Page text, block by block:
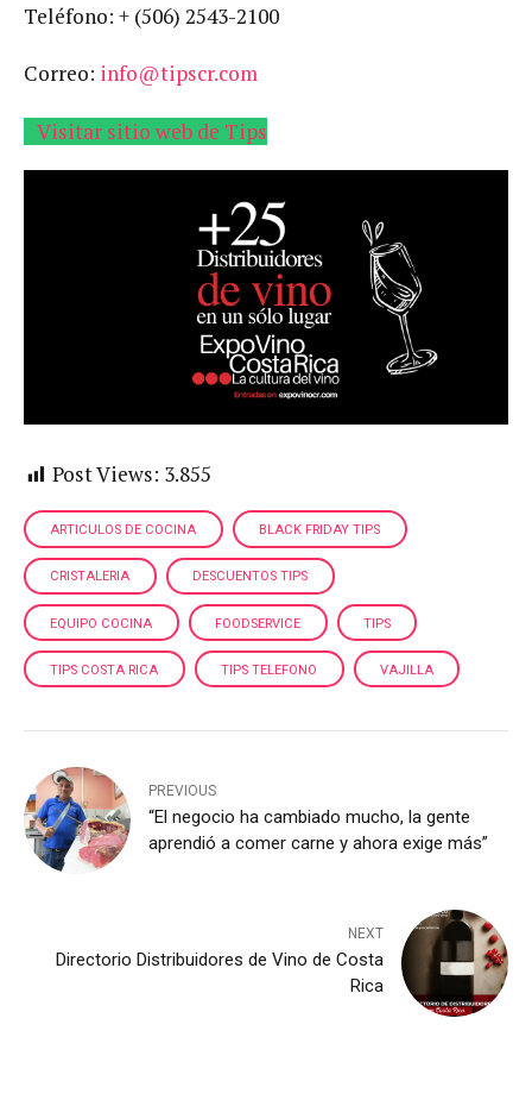
Teléfono: + (506) 2543-2100
Correo: info@tipscr.com
Visitar sitio web de Tips
Post Views: 3.855
ARTICULOS DE COCINA BLACK FRIDAY TIPS
CRISTALERIA DESCUENTOS TIPS
EQUIPO COCINA FOODSERVICE TIPS
TIPS COSTA RICA TIPS TELEFONO VAJILLA
PREVIOUS
“El negocio ha cambiado mucho, la gente
aprendió a comer carne y ahora exige más”
NEXT
Directorio Distribuidores de Vino de Costa
Rica